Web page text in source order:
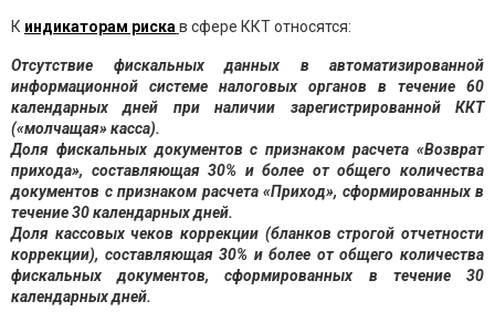
К индикаторам риска в сфере ККТ относятся:
Отсутствие фискальных данных в автоматизированной
информационной системе налоговых органов в течение 60
календарных дней при наличии зарегистрированной ККТ
(«молчащая» касса).
Доля фискальных документов с признаком расчета «Возврат
прихода», составляющая 30% и более от общего количества
документов с признаком расчета «Приход», сформированных в
течение 30 календарных дней.
Доля кассовых чеков коррекции (бланков строгой отчетности
коррекции), составляющая 30% и более от общего количества
фискальных документов, сформированных в течение 30
календарных дней.